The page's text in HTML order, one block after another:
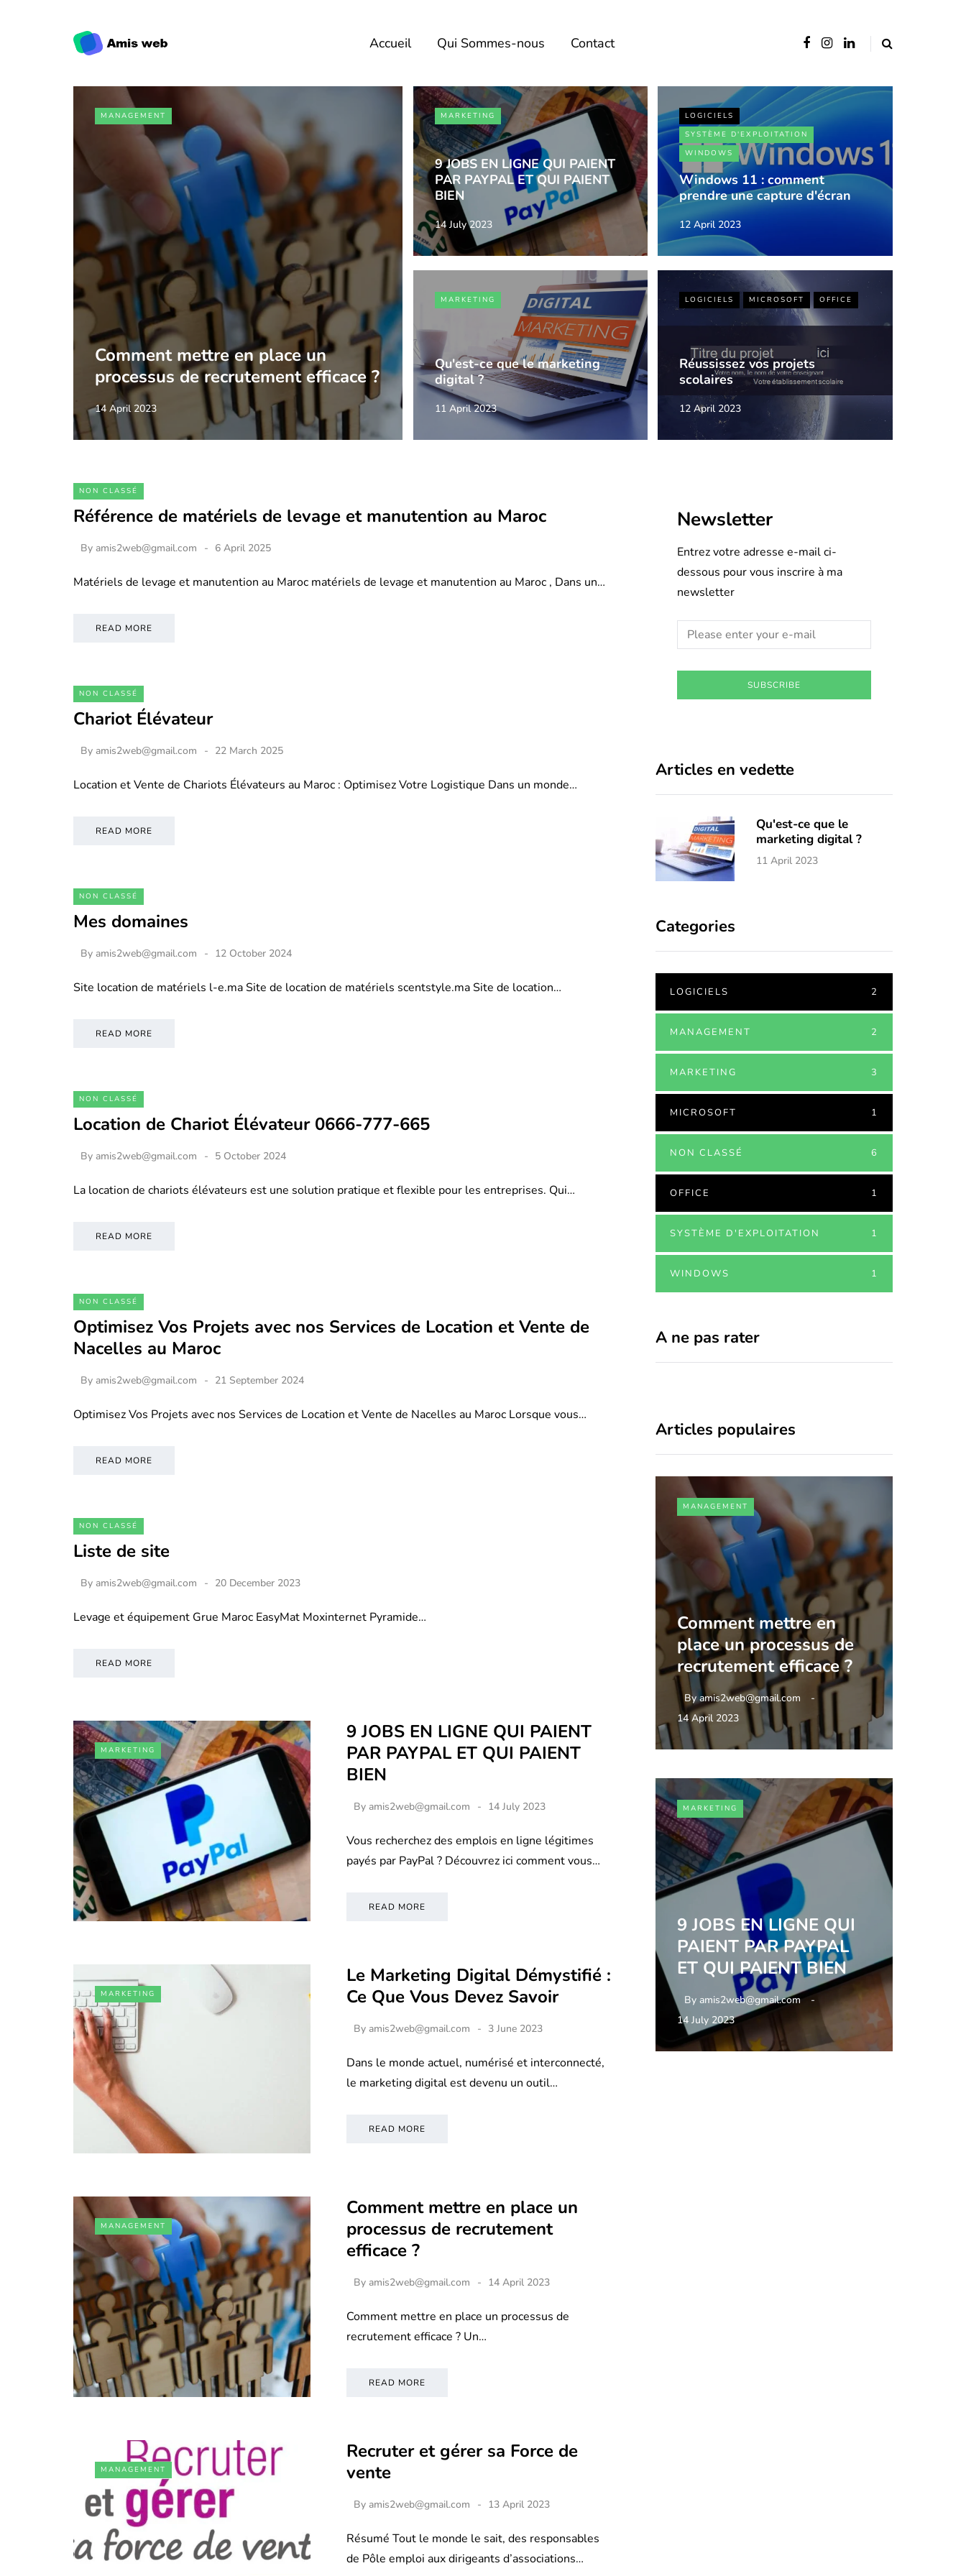
Accueil Qui Sommes-nous Contact
MANAGEMENT
Comment mettre en place un
processus de recrutement efficace ?
14 April 2023
MARKETING
9 JOBS EN LIGNE QUI PAIENT
PAR PAYPAL ET QUI PAIENT
BIEN
14 July 2023
LOGICIELS
SYSTÈME D'EXPLOITATION
WINDOWS
Windows 11 : comment
prendre une capture d'écran
12 April 2023
MARKETING
Qu'est-ce que le marketing
digital ?
11 April 2023
LOGICIELS MICROSOFT OFFICE
Réussissez vos projets
scolaires
12 April 2023
NON CLASSÉ
Référence de matériels de levage et manutention au Maroc
By amis2web@gmail.com 6 April 2025
Matériels de levage et manutention au Maroc matériels de levage et manutention au Maroc , Dans un…
READ MORE
NON CLASSÉ
Chariot Élévateur
By amis2web@gmail.com 22 March 2025
Location et Vente de Chariots Élévateurs au Maroc : Optimisez Votre Logistique Dans un monde…
READ MORE
NON CLASSÉ
Mes domaines
By amis2web@gmail.com 12 October 2024
Site location de matériels l-e.ma Site de location de matériels scentstyle.ma Site de location…
READ MORE
NON CLASSÉ
Location de Chariot Élévateur 0666-777-665
By amis2web@gmail.com 5 October 2024
La location de chariots élévateurs est une solution pratique et flexible pour les entreprises. Qui…
READ MORE
NON CLASSÉ
Optimisez Vos Projets avec nos Services de Location et Vente de
Nacelles au Maroc
By amis2web@gmail.com 21 September 2024
Optimisez Vos Projets avec nos Services de Location et Vente de Nacelles au Maroc Lorsque vous…
READ MORE
NON CLASSÉ
Liste de site
By amis2web@gmail.com 20 December 2023
Levage et équipement Grue Maroc EasyMat Moxinternet Pyramide…
READ MORE
MARKETING
9 JOBS EN LIGNE QUI PAIENT
PAR PAYPAL ET QUI PAIENT
BIEN
By amis2web@gmail.com 14 July 2023
Vous recherchez des emplois en ligne légitimes
payés par PayPal ? Découvrez ici comment vous…
READ MORE
MARKETING
Le Marketing Digital Démystifié :
Ce Que Vous Devez Savoir
By amis2web@gmail.com 3 June 2023
Dans le monde actuel, numérisé et interconnecté,
le marketing digital est devenu un outil…
READ MORE
MANAGEMENT
Comment mettre en place un
processus de recrutement
efficace ?
By amis2web@gmail.com 14 April 2023
Comment mettre en place un processus de
recrutement efficace ? Un…
READ MORE
MANAGEMENT
Recruter et gérer sa Force de
vente
By amis2web@gmail.com 13 April 2023
Résumé Tout le monde le sait, des responsables
de Pôle emploi aux dirigeants d’associations…
Newsletter
Entrez votre adresse e-mail ci-
dessous pour vous inscrire à ma
newsletter
SUBSCRIBE
Articles en vedette
Qu'est-ce que le
marketing digital ?
11 April 2023
Categories
LOGICIELS 2
MANAGEMENT 2
MARKETING 3
MICROSOFT 1
NON CLASSÉ 6
OFFICE 1
SYSTÈME D'EXPLOITATION 1
WINDOWS 1
A ne pas rater
Articles populaires
MANAGEMENT
Comment mettre en
place un processus de
recrutement efficace ?
Byamis2web@gmail.com
14 April 2023
MARKETING
9 JOBS EN LIGNE QUI
PAIENT PAR PAYPAL
ET QUI PAIENT BIEN
By amis2web@gmail.com
14 July 2023